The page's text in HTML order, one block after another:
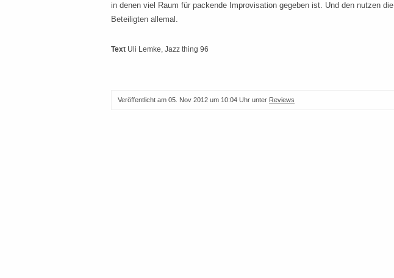
in denen viel Raum für packende Improvisation gegeben ist. Und den nutzen die
Beteiligten allemal.
Text Uli Lemke, Jazz thing 96
Veröffentlicht am 05. Nov 2012 um 10:04 Uhr unter Reviews